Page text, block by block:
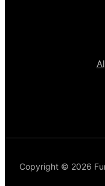
Copyright © 2026